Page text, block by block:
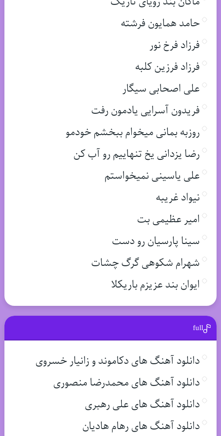
حامد همایون فرشته
فرزاد فرخ نور
فرزاد فرزین کلبه
علی اصحابی سیگار
فریدون آسرایی یادمون رفت
روزبه بمانی میخوام ببخشم خودمو
رضا یزدانی یخ تنهاییم رو آب کن
علی یاسینی نمیخواستم
نیواد غریبه
امیر عظیمی بت
سینا پارسیان رو دست
شهرام شکوهی گرگ چشات
ایوان بند عزیزم باریکلا
full
دانلود آهنگ های دکاموند و زانیار خسروی
دانلود آهنگ های محمدرضا منصوری
دانلود آهنگ های علی رهبری
دانلود آهنگ های رهام هادیان